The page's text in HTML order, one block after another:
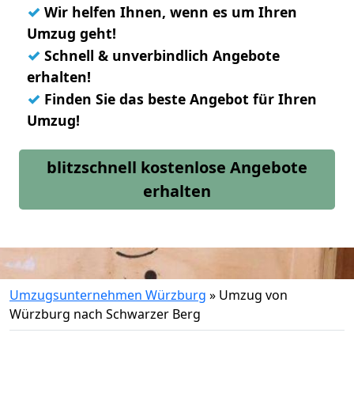
✓ Wir helfen Ihnen, wenn es um Ihren
Umzug geht!
✓ Schnell & unverbindlich Angebote
erhalten!
✓ Finden Sie das beste Angebot für Ihren
Umzug!
blitzschnell kostenlose Angebote
erhalten
Umzugsunternehmen Würzburg » Umzug von
Würzburg nach Schwarzer Berg